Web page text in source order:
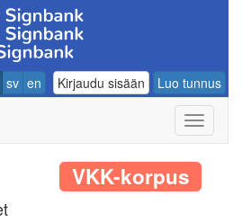
sv en Kirjaudu sisään Luo tunnus
VKK-korpus